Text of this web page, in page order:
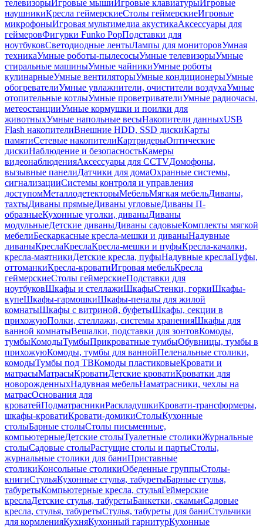
телевизорыИгровые мышиИгровые клавиатурыИгровые
наушникиКресла геймерскиеСтолы геймерскиеИгровые
микрофоныИгровая мультимедиа акустикаАксессуары для
геймеровФигурки Funko PopПодставки для
ноутбуковСветодиодные лентыЛампы для мониторовУмная
техникаУмные роботы-пылесосыУмные телевизорыУмные
стиральные машиныУмные чайникиУмные роботы
кулинарныеУмные вентиляторыУмные кондиционерыУмные
обогревателиУмные увлажнители, очистители воздухаУмные
отопительные котлыУмные проветривателиУмные радиочасы,
метеостанцииУмные кормушки и поилки для
животныхУмные напольные весыНакопители данныхUSB
Flash накопителиВнешние HDD, SSD дискиКарты
памятиСетевые накопителиКартридерыОптические
дискиНаблюдение и безопасностьКамеры
видеонаблюденияАксессуары для CCTVДомофоны,
вызывные панелиДатчики для домаОхранные системы,
сигнализацииСистемы контроля и управления
доступомМеталлодетекторыМебельМягкая мебельДиваны,
тахтыДиваны прямыеДиваны угловыеДиваны П-
образныеКухонные уголки, диваныДиваны
модульныеДетские диваныДиваны садовыеКомплекты мягкой
мебелиБескаркасные кресла-мешки и диваныНадувные
диваныКреслаКреслаКресла-мешки и пуфыКресла-качалки,
кресла-маятникиДетские кресла, пуфыНадувные креслаПуфы,
оттоманкиКресла-кроватиИгровая мебельКресла
геймерскиеСтолы геймерскиеПодставки для
ноутбуковШкафы и стеллажиШкафыСтенки, горкиШкафы-
купеШкафы-гармошкиШкафы-пеналы для жилой
комнатыШкафы с витриной, буфетыШкафы, секции в
прихожуюПолки, стеллажи, системы храненияШкафы для
ванной комнатыВешалки, подставки для зонтовКомоды,
тумбыКомодыТумбыПрикроватные тумбыОбувницы, тумбы в
прихожуюКомоды, тумбы для ваннойПеленальные столики,
комодыТумбы под ТВКомоды пластиковыеКровати и
матрасыМатрасыКроватиДетские кроватиКроватки для
новорожденныхНадувная мебельНаматрасники, чехлы на
матрасОснования для
кроватейПодматрасникиРаскладушкиКровати-трансформеры,
шкафы-кроватиКровати-домикиСтолыКухонные
столыБарные столыСтолы письменные,
компьютерныеДетские столыТуалетные столикиЖурнальные
столыСадовые столыРастущие столы и партыСтолы,
журнальные столики для баниПриставные
столикиКонсольные столикиОбеденные группыСтолы-
книгиСтульяКухонные стулья, табуретыБарные стулья,
табуретыКомпьютерные кресла, стульяГеймерские
креслаДетские стулья, табуретыБанкетки, скамьиСадовые
кресла, стулья, табуретыСтулья, табуреты для баниСтульчики
для кормленияКухняКухонный гарнитурКухонные